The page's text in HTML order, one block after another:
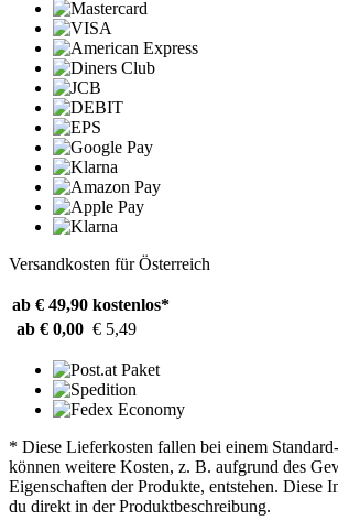
Versandkosten für Österreich
ab € 49,90 kostenlos*
ab € 0,00 € 5,49
* Diese Lieferkosten fallen bei einem
können weitere Kosten, z. B. aufgrund des
Eigenschaften der Produkte, entstehen. Diese
du direkt in der Produktbeschreibung.